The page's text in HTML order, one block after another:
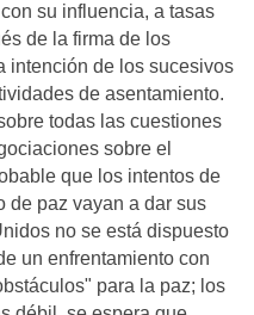
su influencia, a tasas
de la firma de los
intención de los sucesivos
de asentamiento.
todas las cuestiones
sobre el
que los intentos de
de paz vayan a dar sus
no se está dispuesto
un enfrentamiento con
para la paz; los